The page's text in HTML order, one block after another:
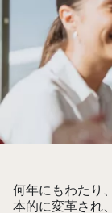
何年にもわたり
本的に変革され